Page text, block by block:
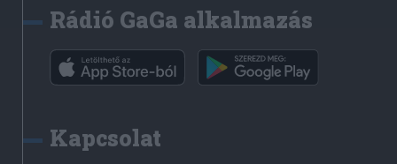
Rádió GaGa alkalmazás
Kapcsolat